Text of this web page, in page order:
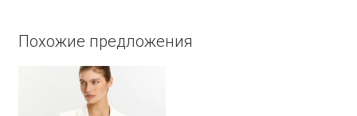
Похожие предложения